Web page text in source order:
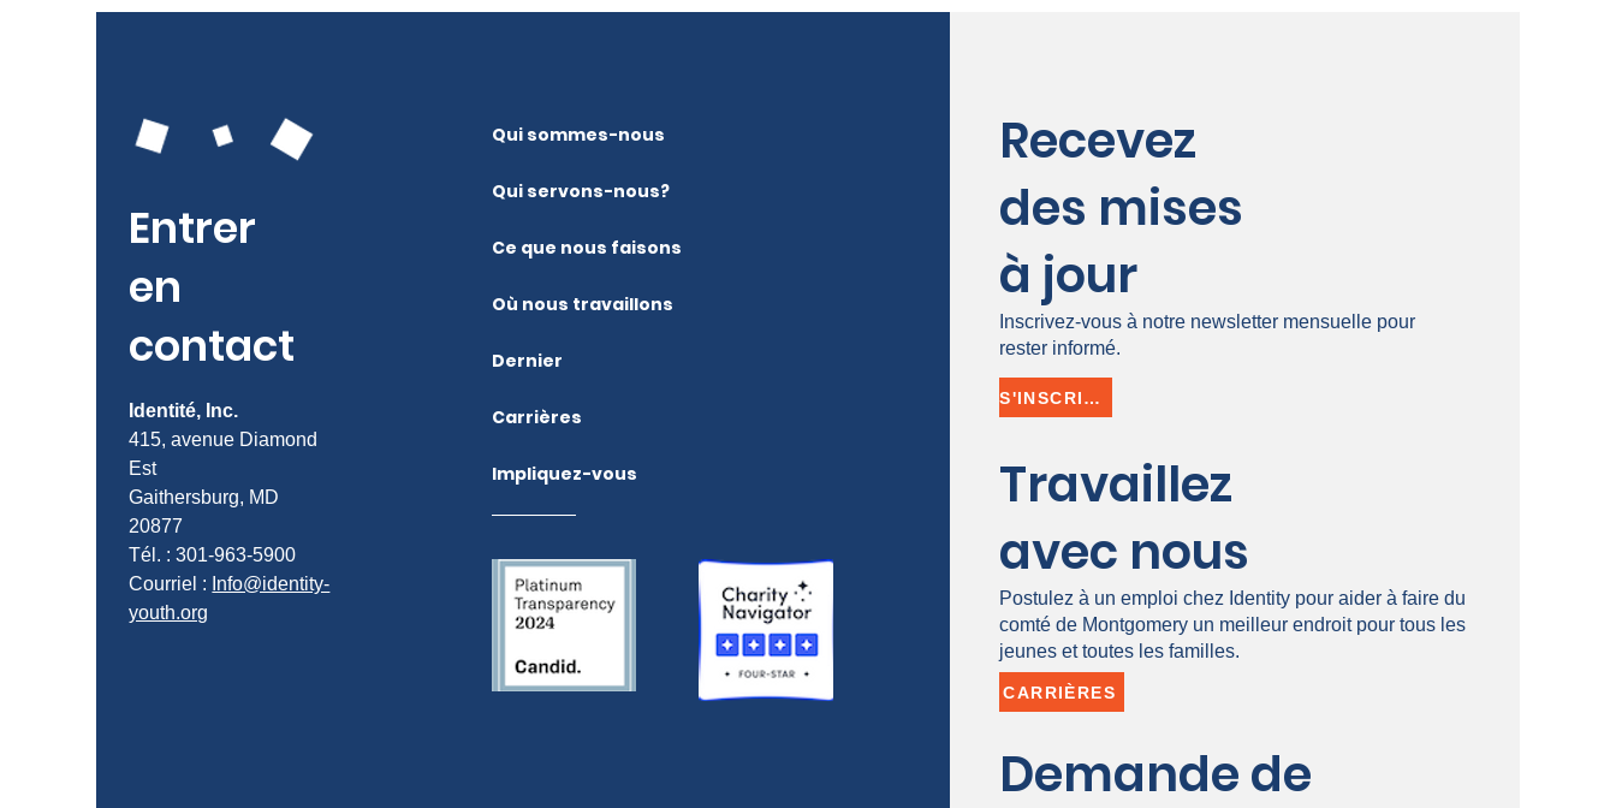
Entrer
en
contact
Identité, Inc.
415, avenue Diamond
Est
Gaithersburg, MD
20877
Tél. : 301-963-5900
Courriel : Info@identity-
youth.org
Qui sommes-nous
Qui servons-nous?
Ce que nous faisons
Où nous travaillons
Dernier
Carrières
Impliquez-vous
Recevez
des mises
à jour
Inscrivez-vous à notre newsletter mensuelle pour
rester informé.
S'INSCRIRE
Travaillez
avec nous
Postulez à un emploi chez Identity pour aider à faire du
comté de Montgomery un meilleur endroit pour tous les
jeunes et toutes les familles.
CARRIÈRES
Demande de